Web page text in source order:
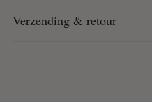
Verzending & retour